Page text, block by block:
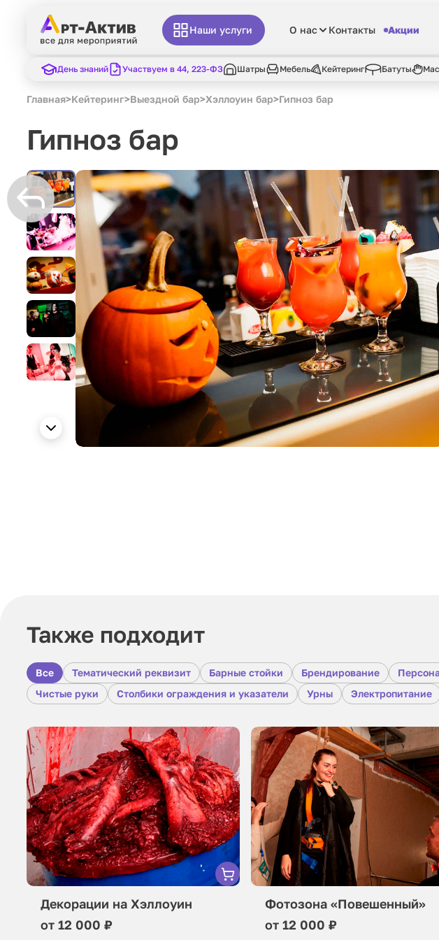
Наши услуги О нас Контакты Акции
День знаний Участвуем в 44, 223-ФЗ Шатры Мебель Кейтеринг Батуты
Главная>Кейтеринг>Выездной бар>Хэллоуин бар>Гипноз бар
Гипноз бар
Также подходит
Все Тематический реквизит Барные стойки Брендирование
Чистые руки
Столбики ограждения и указатели Урны Электропитание
Декорации на Хэллоуин
от 12 000 ₽
Фотозона «Повешенный»
от 12 000 ₽